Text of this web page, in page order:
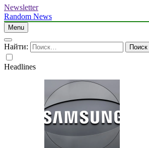
Newsletter
Random News
Menu
Найти:
Headlines